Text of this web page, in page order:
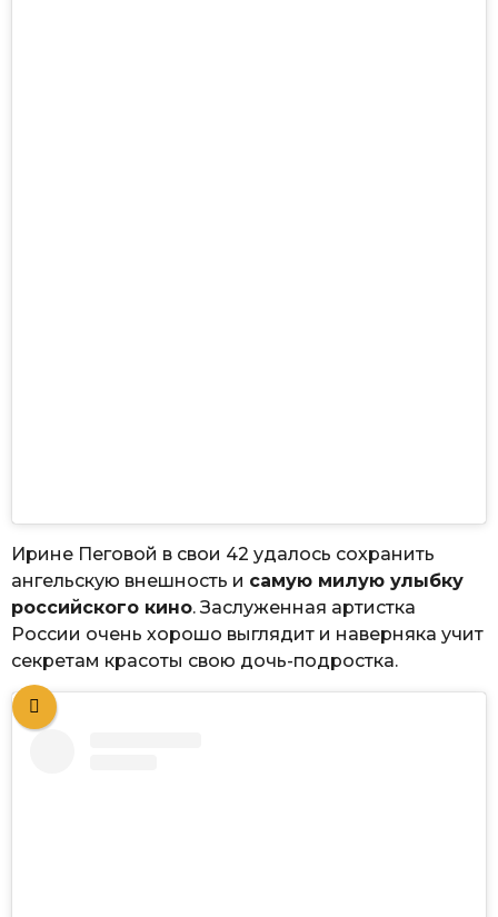
Ирине Пеговой в свои 42 удалось сохранить
ангельскую внешность и самую милую улыбку
российского кино. Заслуженная артистка
России очень хорошо выглядит и наверняка учит
секретам красоты свою дочь-подростка.